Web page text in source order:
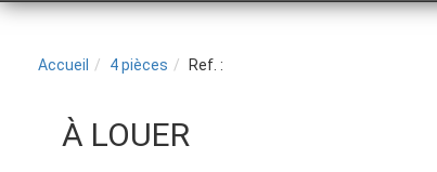
Accueil 4 pièces Ref. :
À LOUER